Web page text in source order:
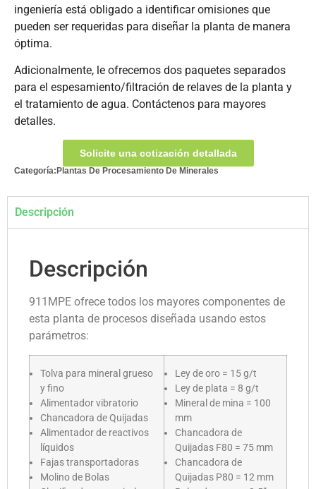
ingeniería está obligado a identificar omisiones que
pueden ser requeridas para diseñar la planta de manera
óptima.
Adicionalmente, le ofrecemos dos paquetes separados
para el espesamiento/filtración de relaves de la planta y
el tratamiento de agua. Contáctenos para mayores
detalles.
Solicite una cotización detallada
Categoría: Plantas De Procesamiento De Minerales
Descripción
Descripción
911MPE ofrece todos los mayores componentes de
esta planta de procesos diseñada usando estos
parámetros:
Tolva para mineral grueso
y fino
Alimentador vibratorio
Chancadora de Quijadas
Alimentador de reactivos
líquidos
Fajas transportadoras
Molino de Bolas
Ley de oro = 15 g/t
Ley de plata = 8 g/t
Mineral de mina = 100
mm
Chancadora de
Quijadas F80 = 75 mm
Chancadora de
Quijadas P80 = 12 mm